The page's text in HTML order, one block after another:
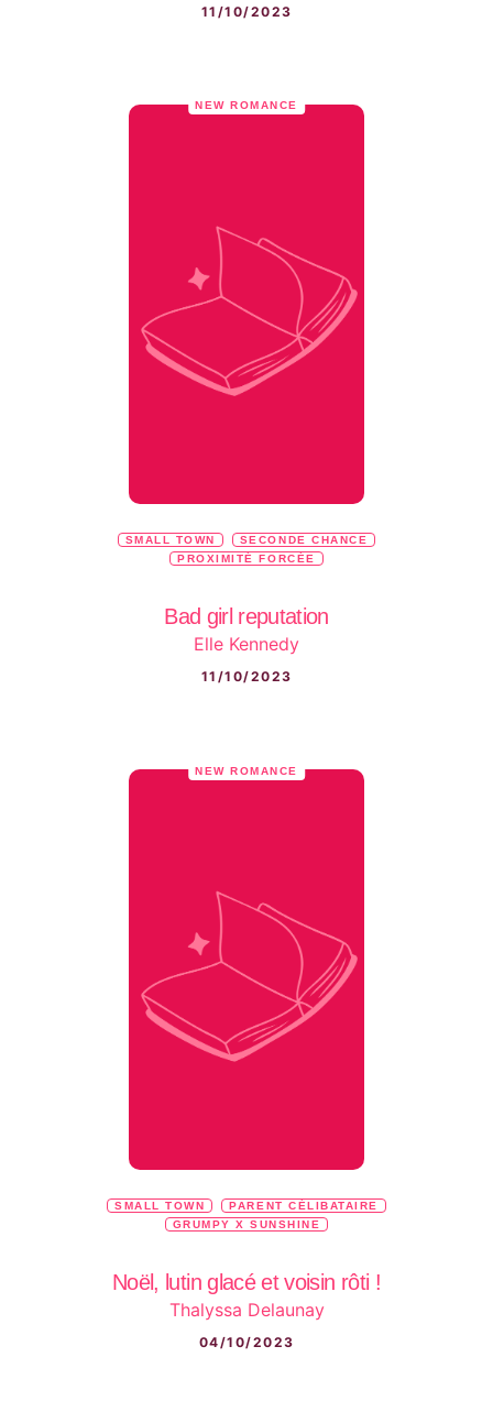
11/10/2023
NEW ROMANCE
SMALL TOWN
SECONDE CHANCE
PROXIMITÉ FORCÉE
Bad girl reputation
Elle Kennedy
11/10/2023
NEW ROMANCE
SMALL TOWN
PARENT CÉLIBATAIRE
GRUMPY X SUNSHINE
Noël, lutin glacé et voisin rôti !
Thalyssa Delaunay
04/10/2023